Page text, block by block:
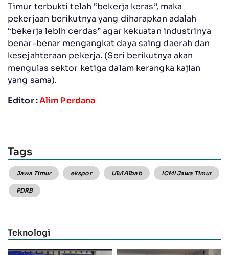
Timur terbukti telah “bekerja keras”, maka
pekerjaan berikutnya yang diharapkan adalah
“bekerja lebih cerdas” agar kekuatan industrinya
benar-benar mengangkat daya saing daerah dan
kesejahteraan pekerja. (Seri berikutnya akan
mengulas sektor ketiga dalam kerangka kajian
yang sama).
Editor :Alim Perdana
Tags
Jawa Timur ekspor Ulul Albab ICMI Jawa Timur
PDRB
Teknologi